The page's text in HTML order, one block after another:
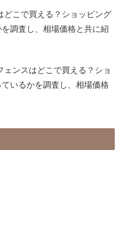
どこで買える？ショッピング
調査し、相場価格と共に紹
ンスはどこで買える？ショ
いるかを調査し、相場価格